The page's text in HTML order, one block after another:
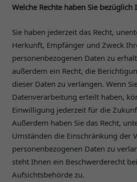
Welche Rechte haben Sie bezüglich
Sie haben jederzeit das Recht,
Herkunft, Empfänger und Zweck
personenbezogenen Daten zu
außerdem ein Recht, die
dieser Daten zu verlangen. Wenn
Datenverarbeitung erteilt haben,
Einwilligung jederzeit für die
Außerdem haben Sie das Recht,
Umständen die Einschränkung der
personenbezogenen Daten zu
steht Ihnen ein Beschwerderecht
Aufsichtsbehörde zu.